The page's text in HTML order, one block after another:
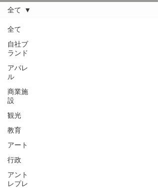
全て
自社ブ
ランド
アパレ
ル
商業施
設
観光
教育
アート
行政
アント
レプレ
全て